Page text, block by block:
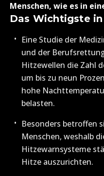
Menschen, wie es in
Das Wichtigste in
Eine Studie der
und der
Hitzewellen die Zahl
um bis zu neun
hohe
belasten.
Besonders betroffen
Menschen, weshalb
Hitzewarnsysteme
Hitze auszurichten.